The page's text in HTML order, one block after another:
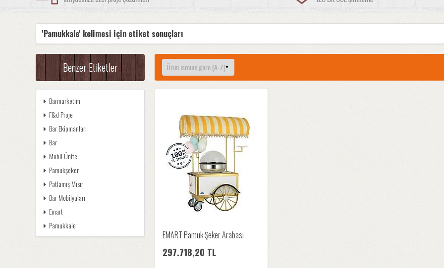
'Pamukkale' kelimesi için etiket sonuçları
Benzer Etiketler
Barmarketim
F&d Proje
Bar Ekipmanları
Bar
Mobil Ünite
Pamukşeker
Patlamış Mısır
Bar Mobilyaları
Emart
Pamukkale
EMART Pamuk Şeker Arabası
297.718,20 TL